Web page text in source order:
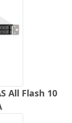
All Flash 10